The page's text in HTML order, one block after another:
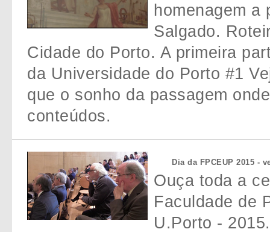
homenagem a
Salgado.
Cidade do Porto. A primeira
da Universidade do Porto #1
que o sonho da passagem
conteúdos.
Dia da FPCEUP 2015 -
Ouça toda a
Faculdade de
U.Porto -